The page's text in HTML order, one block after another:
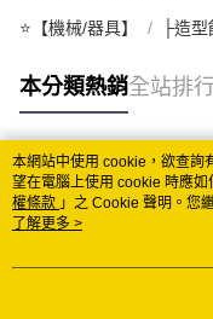
⭐️【機械/器具】 ├造
本分類熱銷全站排行
熱門標籤
本網站中使用 cookie，欲查詢
望在電腦上使用 cookie 時應
權條款 」之 Cookie 聲明。您
用條款之 Cookie 聲明使用
了解更多 >